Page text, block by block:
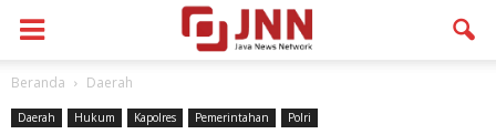
Beranda Daerah
Daerah Hukum Kapolres Pemerintahan Polri